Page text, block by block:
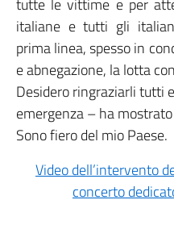
tutte le vittime e per
italiane e tutti gli
prima linea, spesso in
e abnegazione, la lotta
Desidero ringraziarli tutti
emergenza – ha
Sono fiero del mio Paese.
Video dell’intervento
concerto